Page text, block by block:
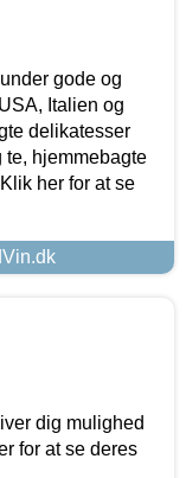
gode og
Italien og
delikatesser
te, hjemmebagte
her for at se
dig mulighed
for at se deres